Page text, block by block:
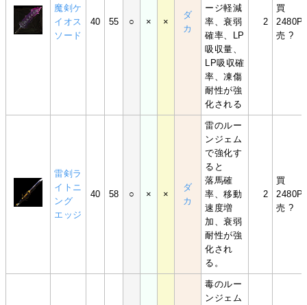
魔剣ケ
イオス
ソード
40 55 ○ × ×
ダ
カ
ージ軽減
率、衰弱
確率、LP
吸収量、
LP吸収確
率、凍傷
耐性が強
化される
2
買
売 ?
雷剣ラ
イトニ
ング
エッジ
40 58 ○ × ×
ダ
カ
雷のルー
ンジェム
で強化す
ると
落馬確
率、移動
速度増
加、衰弱
耐性が強
化され
る。
2
買
売 ?
毒のルー
ンジェム